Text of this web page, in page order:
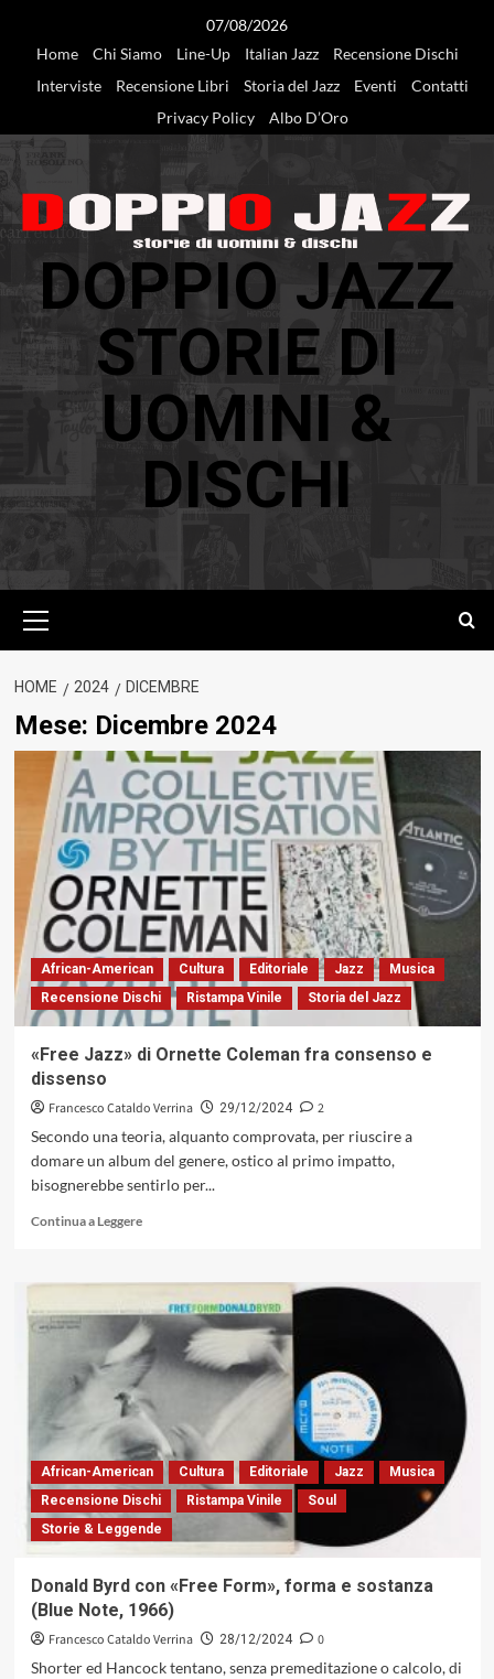
07/08/2026
Home
Chi Siamo Line-Up Italian Jazz
Recensione Dischi
Interviste
Recensione Libri Storia del Jazz Eventi
Contatti
Privacy Policy
Albo D’Oro
DOPPIO JAZZ
STORIE DI
UOMINI &
DISCHI
principale
HOME 2024 DICEMBRE
Mese: Dicembre 2024
African-American Cultura Editoriale Jazz
Musica
Recensione Dischi
Ristampa Vinile Storia del Jazz
«Free Jazz» di Ornette Coleman fra consenso e
dissenso
Francesco Cataldo Verrina 29/12/2024
2
Secondo una teoria, alquanto comprovata, per riuscire a
domare un album del genere, ostico al primo impatto,
bisognerebbe sentirlo per...
Continua a LeggereLeggi
su
«Free
Jazz»
di
Ornette
Coleman
fra
consenso
e
dissenso
African-American Cultura Editoriale Jazz
Musica
Recensione Dischi
Ristampa Vinile
Soul
Storie & Leggende
Donald Byrd con «Free Form», forma e sostanza
(Blue Note, 1966)
Francesco Cataldo Verrina 28/12/2024
0
Shorter ed Hancock tentano, senza premeditazione o calcolo, di